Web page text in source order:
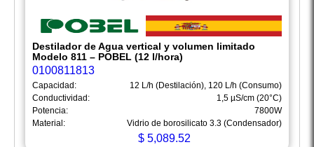
Destilador de Agua vertical y volumen limitado
Modelo 811 – POBEL (12 l/hora)
0100811813
Capacidad:
12 L/h (Destilación), 120 L/h (Consumo)
Conductividad:
1,5 µS/cm (20°C)
Potencia:
7800W
Material:
Vidrio de borosilicato 3.3 (Condensador)
$5,089.52